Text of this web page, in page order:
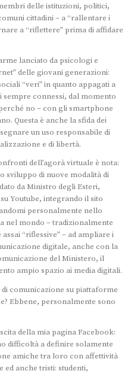
delle istituzioni, politici,
cittadini – a “rallentare i
a “riflettere” prima di affidare
lanciato da psicologi e
delle giovani generazioni:
“veri” in quanto appagati a
connessi, dal momento
no – con gli smartphone
Questa è anche la sfida dei
un uso responsabile di
e di libertà.
dell’agorà virtuale è nota:
sviluppo di nuove modalità di
da Ministro degli Esteri,
Youtube, integrando il sito
personalmente nello
nel mondo – tradizionalmente
“riflessive” – ad ampliare i
digitale, anche con la
del Ministero, il
ampio spazio ai media digitali.
comunicazione su piattaforme
Ebbene, personalmente sono
della mia pagina Facebook:
difficoltà a definire solamente
amiche tra loro con affettività
ed anche tristi: studenti,